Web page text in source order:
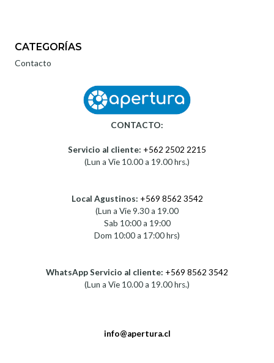
CATEGORÍAS
Contacto
CONTACTO:
Servicio al cliente: +562 2502 2215
(Lun a Vie 10.00 a 19.00 hrs.)
Local Agustinos: +569 8562 3542
(Lun a Vie 9.30 a 19.00
Sab 10:00 a 19:00
Dom 10:00 a 17:00 hrs)
WhatsApp Servicio al cliente: +569 8562 3542
(Lun a Vie 10.00 a 19.00 hrs.)
info@apertura.cl